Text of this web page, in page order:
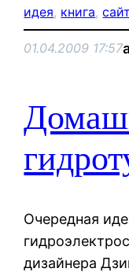
идея, книга, сайт
01.04.2009 17:57
Очередная
дизайнера